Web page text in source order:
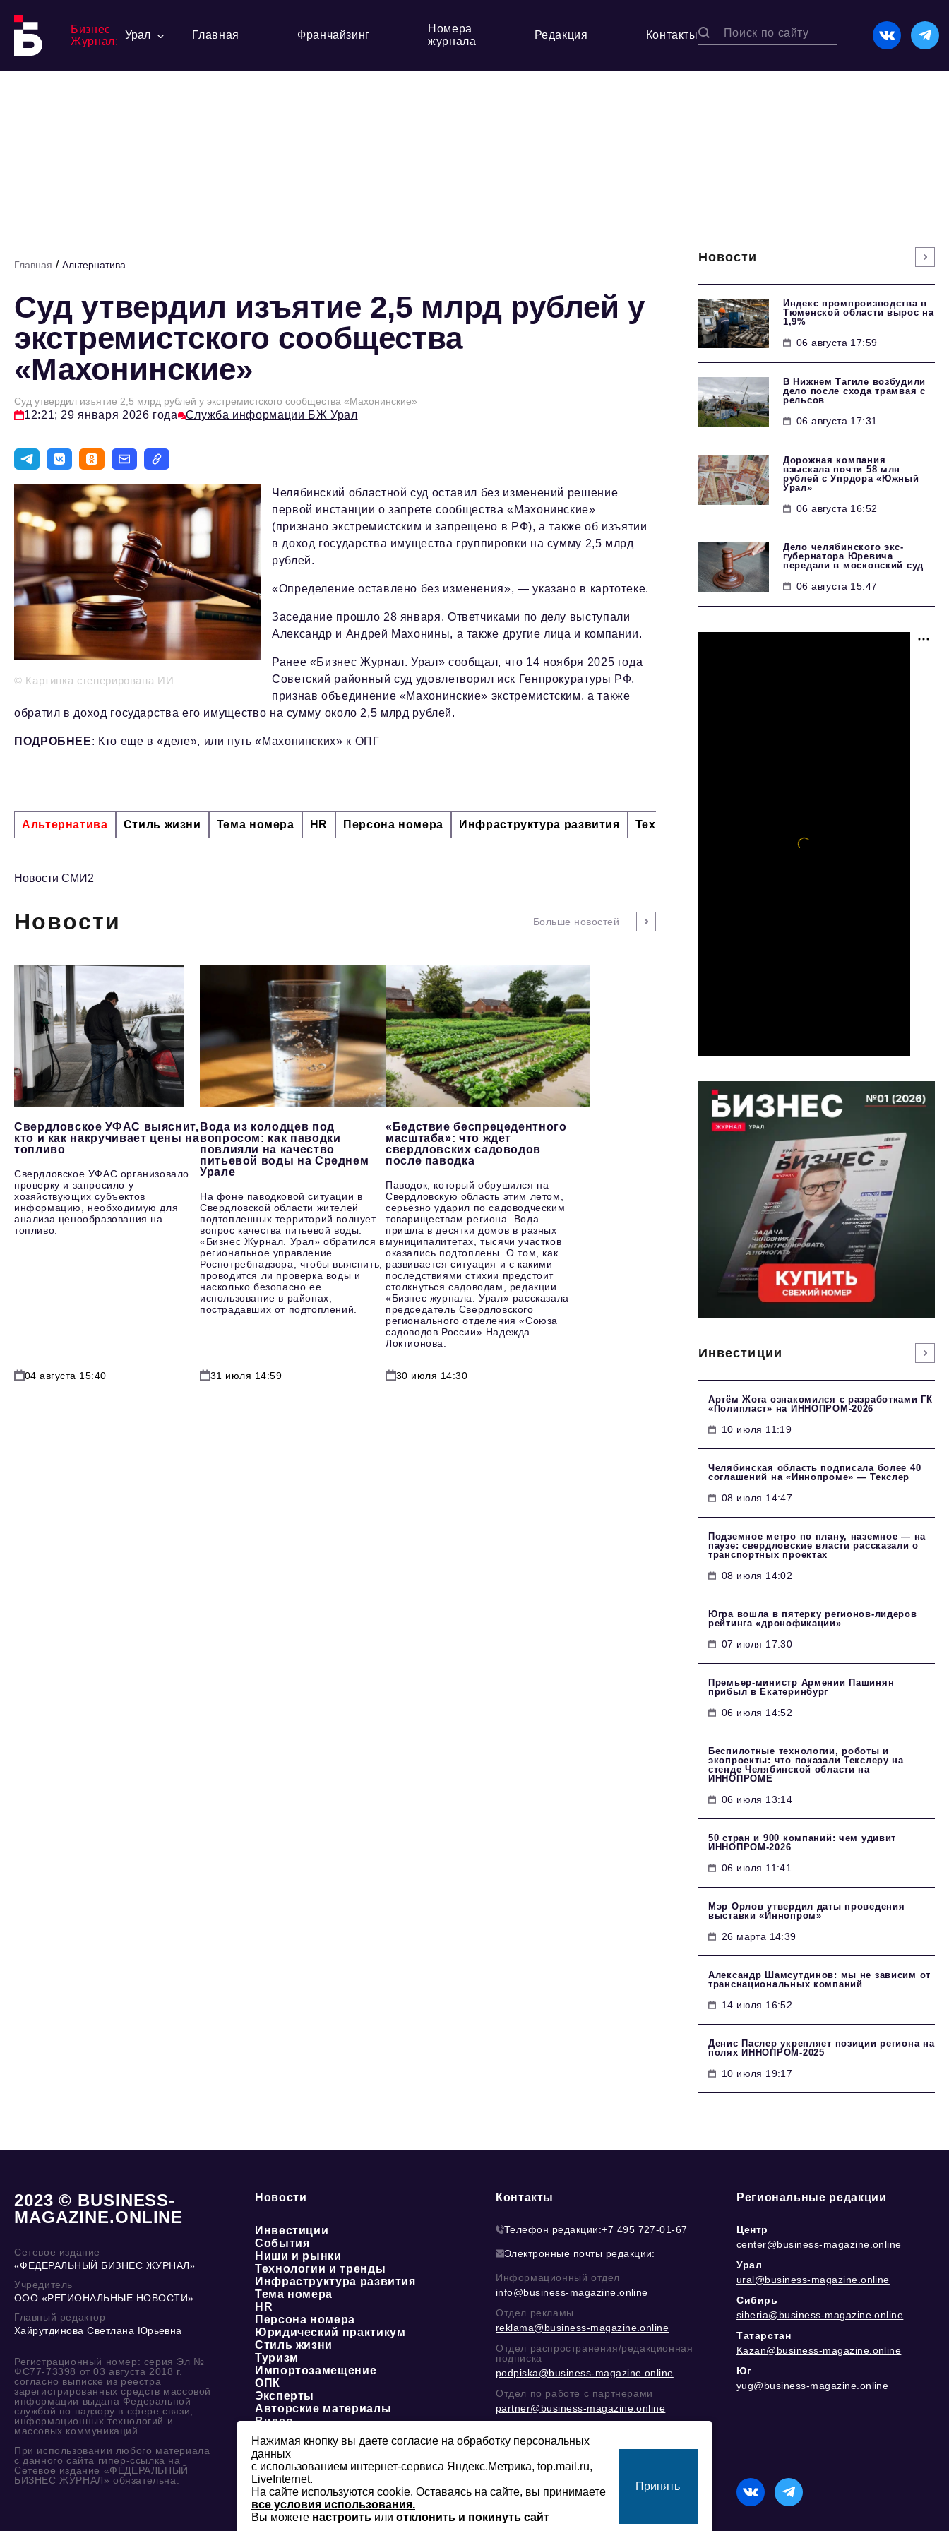
Бизнес
Журнал:
Урал Главная Франчайзинг
Номера
журнала
Редакция Контакты
Главная / Альтернатива
Суд утвердил изъятие 2,5 млрд рублей у
экстремистского сообщества
«Махонинские»
Суд утвердил изъятие 2,5 млрд рублей у экстремистского сообщества «Махонинские»
12:21; 29 января 2026 года Служба информации БЖ Урал
© Картинка сгенерирована ИИ
Челябинский областной суд оставил без изменений решение
первой инстанции о запрете сообщества «Махонинские»
(признано экстремистским и запрещено в РФ), а также об изъятии
в доход государства имущества группировки на сумму 2,5 млрд
рублей.
«Определение оставлено без изменения», — указано в картотеке.
Заседание прошло 28 января. Ответчиками по делу выступали
Александр и Андрей Махонины, а также другие лица и компании.
Ранее «Бизнес Журнал. Урал» сообщал, что 14 ноября 2025 года
Советский районный суд удовлетворил иск Генпрокуратуры РФ,
признав объединение «Махонинские» экстремистским, а также
обратил в доход государства его имущество на сумму около 2,5 млрд рублей.
ПОДРОБНЕЕ: Кто еще в «деле», или путь «Махонинских» к ОПГ
Альтернатива Стиль жизни Тема номера HR Персона номера Инфраструктура развития Технологии и тренды
Новости СМИ2
Новости Больше новостей
Свердловское УФАС выяснит,
кто и как накручивает цены на
топливо
Свердловское УФАС организовало
проверку и запросило у
хозяйствующих субъектов
информацию, необходимую для
анализа ценообразования на
топливо.
04 августа 15:40
Вода из колодцев под
вопросом: как паводки
повлияли на качество
питьевой воды на Среднем
Урале
На фоне паводковой ситуации в
Свердловской области жителей
подтопленных территорий волнует
вопрос качества питьевой воды.
«Бизнес Журнал. Урал» обратился в
региональное управление
Роспотребнадзора, чтобы выяснить,
проводится ли проверка воды и
насколько безопасно ее
использование в районах,
пострадавших от подтоплений.
31 июля 14:59
«Бедствие беспрецедентного
масштаба»: что ждет
свердловских садоводов
после паводка
Паводок, который обрушился на
Свердловскую область этим летом,
серьёзно ударил по садоводческим
товариществам региона. Вода
пришла в десятки домов в разных
муниципалитетах, тысячи участков
оказались подтоплены. О том, как
развивается ситуация и с какими
последствиями стихии предстоит
столкнуться садоводам, редакции
«Бизнес журнала. Урал» рассказала
председатель Свердловского
регионального отделения «Союза
садоводов России» Надежда
Локтионова.
30 июля 14:30
Новости
Индекс промпроизводства в
Тюменской области вырос на
1,9%
06 августа 17:59
В Нижнем Тагиле возбудили
дело после схода трамвая с
рельсов
06 августа 17:31
Дорожная компания
взыскала почти 58 млн
рублей с Упрдора «Южный
Урал»
06 августа 16:52
Дело челябинского экс-
губернатора Юревича
передали в московский суд
06 августа 15:47
Инвестиции
Артём Жога ознакомился с разработками ГК
«Полипласт» на ИННОПРОМ-2026
10 июля 11:19
Челябинская область подписала более 40
соглашений на «Иннопроме» — Текслер
08 июля 14:47
Подземное метро по плану, наземное — на
паузе: свердловские власти рассказали о
транспортных проектах
08 июля 14:02
Югра вошла в пятерку регионов-лидеров
рейтинга «дронофикации»
07 июля 17:30
Премьер-министр Армении Пашинян
прибыл в Екатеринбург
06 июля 14:52
Беспилотные технологии, роботы и
экопроекты: что показали Текслеру на
стенде Челябинской области на
ИННОПРОМЕ
06 июля 13:14
50 стран и 900 компаний: чем удивит
ИННОПРОМ‑2026
06 июля 11:41
Мэр Орлов утвердил даты проведения
выставки «Иннопром»
26 марта 14:39
Александр Шамсутдинов: мы не зависим от
транснациональных компаний
14 июля 16:52
Денис Паслер укрепляет позиции региона на
полях ИННОПРОМ-2025
10 июля 19:17
2023 © BUSINESS-
MAGAZINE.ONLINE
Сетевое издание
«ФЕДЕРАЛЬНЫЙ БИЗНЕС ЖУРНАЛ»
Учредитель
ООО «РЕГИОНАЛЬНЫЕ НОВОСТИ»
Главный редактор
Хайрутдинова Светлана Юрьевна
Регистрационный номер: серия Эл №
ФС77-73398 от 03 августа 2018 г.
согласно выписке из реестра
зарегистрированных средств массовой
информации выдана Федеральной
службой по надзору в сфере связи,
информационных технологий и
массовых коммуникаций.
При использовании любого материала
с данного сайта гипер-ссылка на
Сетевое издание «ФЕДЕРАЛЬНЫЙ
БИЗНЕС ЖУРНАЛ» обязательна.
Новости
Инвестиции
События
Ниши и рынки
Технологии и тренды
Инфраструктура развития
Тема номера
HR
Персона номера
Юридический практикум
Стиль жизни
Туризм
Импортозамещение
ОПК
Эксперты
Авторские материалы
Видео
Контакты
Телефон редакции:+7 495 727-01-67
Электронные почты редакции:
Информационный отдел
info@business-magazine.online
Отдел рекламы
reklama@business-magazine.online
Отдел распространения/редакционная
подписка
podpiska@business-magazine.online
Отдел по работе с партнерами
partner@business-magazine.online
@mazovилиMAX
16+
Сайт может содержать контент, не предназначенный для лиц
младше 16-ти лет.
Региональные редакции
Центр
center@business-magazine.online
Урал
ural@business-magazine.online
Сибирь
siberia@business-magazine.online
Татарстан
Kazan@business-magazine.online
Юг
yug@business-magazine.online
Нажимая кнопку вы даете согласие на обработку персональных
данных
с использованием интернет-сервиса Яндекс.Метрика, top.mail.ru,
LiveInternet.
На сайте используются cookie. Оставаясь на сайте, вы принимаете
все условия использования.
Вы можете настроить или отклонить и покинуть сайт
Принять